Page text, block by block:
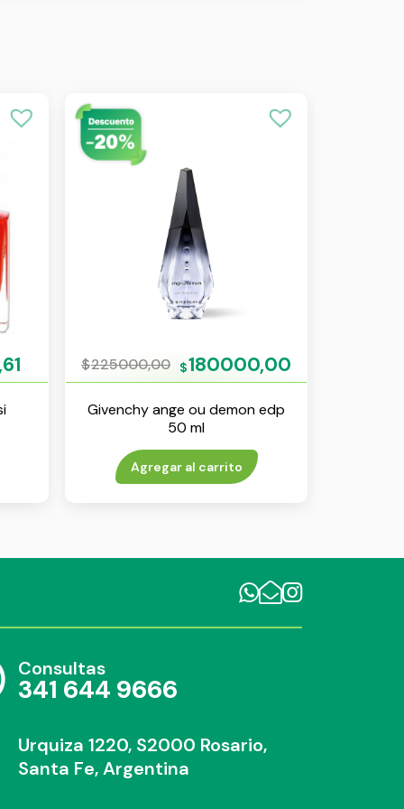
$225000,00 $180000,00
Givenchy ange ou demon edp
50 ml
Agregar al carrito
Consultas
341 644 9666
Urquiza 1220, S2000 Rosario,
Santa Fe, Argentina